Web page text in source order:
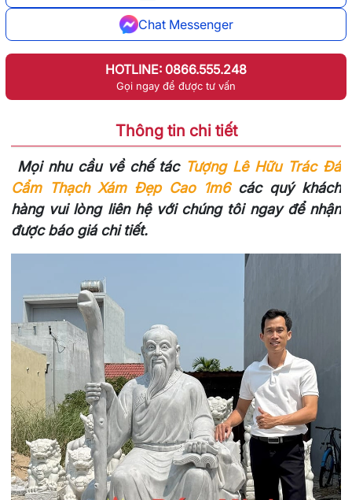
Chat Messenger
HOTLINE: 0866.555.248
Gọi ngay để được tư vấn
Thông tin chi tiết
Mọi nhu cầu về chế tác Tượng Lê Hữu Trác Đá
Cẩm Thạch Xám Đẹp Cao 1m6 các quý khách
hàng vui lòng liên hệ với chúng tôi ngay để nhận
được báo giá chi tiết.